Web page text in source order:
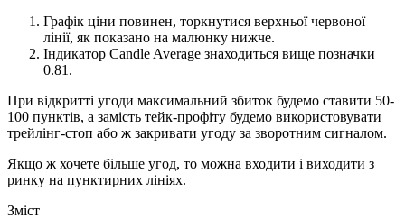
Графік ціни повинен, торкнутися верхньої червоної
лінії, як показано на малюнку нижче.
Індикатор Candle Average знаходиться вище позначки
0.81.
При відкритті угоди максимальний збиток будемо ставити 50-
100 пунктів, а замість тейк-профіту будемо використовувати
трейлінг-стоп або ж закривати угоду за зворотним сигналом.
Якщо ж хочете більше угод, то можна входити і виходити з
ринку на пунктирних лініях.
Зміст